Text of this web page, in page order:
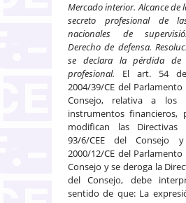
Mercado interior. Alcance de
secreto profesional de
nacionales de
Derecho de defensa.
se declara la pérdida de
profesional. El art. 54
2004/39/CE del
Consejo, relativa a los
instrumentos
modifican las Directivas
93/6/CEE del Consejo
2000/12/CE del
Consejo y se deroga la
del Consejo, debe
sentido de que: La